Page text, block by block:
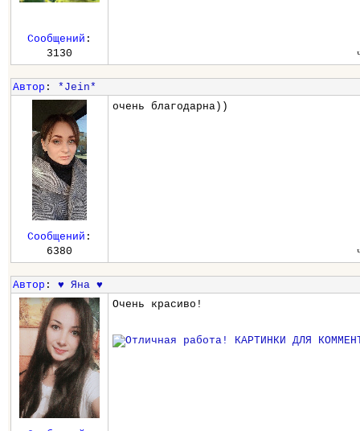
Сообщений :
3130
Автор : *Jein*
очень благодарна))
Сообщений :
6380
Автор : ♥ Яна ♥
Очень красиво!